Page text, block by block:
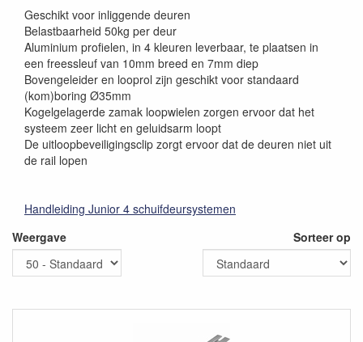
Geschikt voor inliggende deuren
Belastbaarheid 50kg per deur
Aluminium profielen, in 4 kleuren leverbaar, te plaatsen in
een freessleuf van 10mm breed en 7mm diep
Bovengeleider en looprol zijn geschikt voor standaard
(kom)boring Ø35mm
Kogelgelagerde zamak loopwielen zorgen ervoor dat het
systeem zeer licht en geluidsarm loopt
De uitloopbeveiligingsclip zorgt ervoor dat de deuren niet uit
de rail lopen
Handleiding Junior 4 schuifdeursystemen
Weergave
Sorteer op